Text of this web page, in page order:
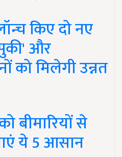
किए दो नए
और
को मिलेगी उन्नत
बीमारियों से
ये 5 आसान